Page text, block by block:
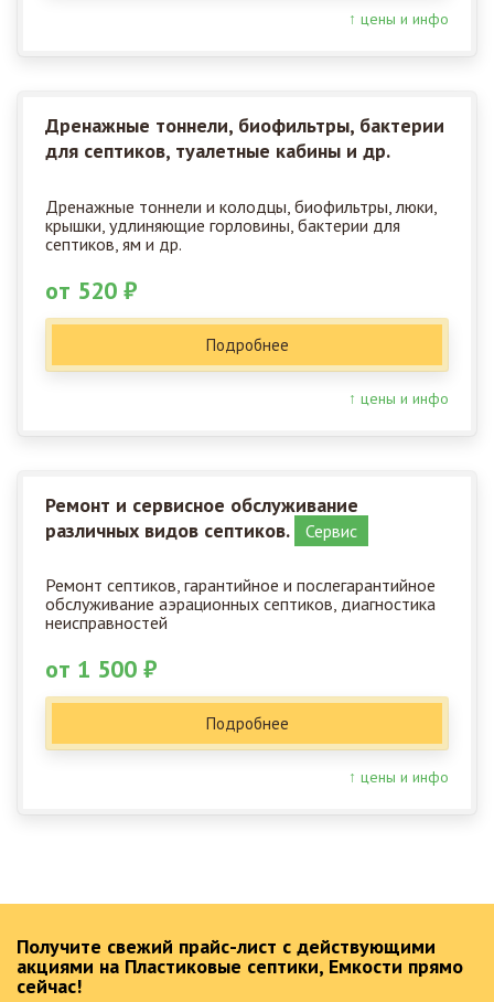
↑ цены и инфо
Дренажные тоннели, биофильтры, бактерии
для септиков, туалетные кабины и др.
Дренажные тоннели и колодцы, биофильтры, люки,
крышки, удлиняющие горловины, бактерии для
септиков, ям и др.
от 520 ₽
Подробнее
↑ цены и инфо
Ремонт и сервисное обслуживание
различных видов септиков.
Сервис
Ремонт септиков, гарантийное и послегарантийное
обслуживание аэрационных септиков, диагностика
неисправностей
от 1 500 ₽
Подробнее
↑ цены и инфо
Получите свежий прайс-лист с действующими
акциями на Пластиковые септики, Емкости прямо
сейчас!